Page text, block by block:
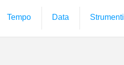
Tempo Data Strumenti